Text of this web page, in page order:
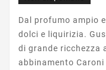
Dal profumo ampio
dolci e liquirizia.
di grande ricchezza
abbinamento